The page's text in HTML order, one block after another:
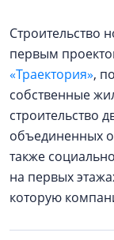
Строительство
первым
«Траектория»,
собственные
строительство
объединенных
также
на первых
которую